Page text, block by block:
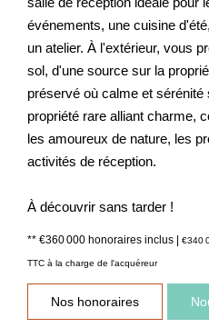
événements, une cuisine
un atelier. À l'extérieur, vous
sol, d'une source sur la
préservé où calme et
propriété rare alliant charme,
les amoureux de nature, les
activités de réception.
À découvrir sans tarder !
** €360 000 honoraires inclus | €340
TTC à la charge de l'acquéreur
Nos honoraires